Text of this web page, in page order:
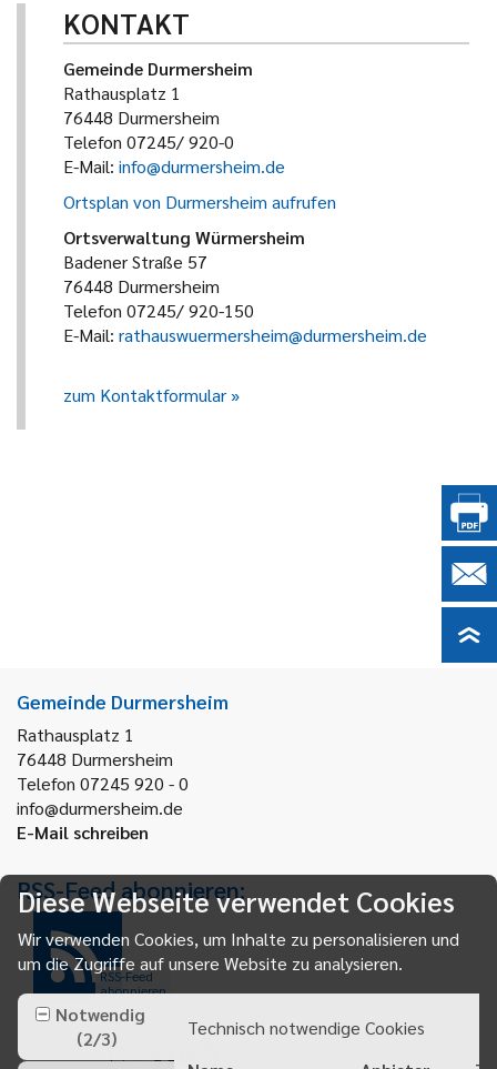
KONTAKT
Gemeinde Durmersheim
Rathausplatz 1
76448 Durmersheim
Telefon 07245/ 920-0
E-Mail: info@durmersheim.de
Ortsplan von Durmersheim aufrufen
Ortsverwaltung Würmersheim
Badener Straße 57
76448 Durmersheim
Telefon 07245/ 920-150
E-Mail: rathauswuermersheim@durmersheim.de
zum Kontaktformular
Gemeinde Durmersheim
Rathausplatz 1
76448 Durmersheim
Telefon 07245 920 - 0
info@durmersheim.de
E-Mail schreiben
RSS-Feed abonnieren:
RSS-Feed
abonnieren
Diese Webseite verwendet Cookies
Wir verwenden Cookies, um Inhalte zu personalisieren und
um die Zugriffe auf unsere Website zu analysieren.
Notwendig
(2/3)
Technisch notwendige Cookies